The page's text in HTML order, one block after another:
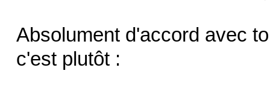
Absolument d'accord avec
c'est plutôt :